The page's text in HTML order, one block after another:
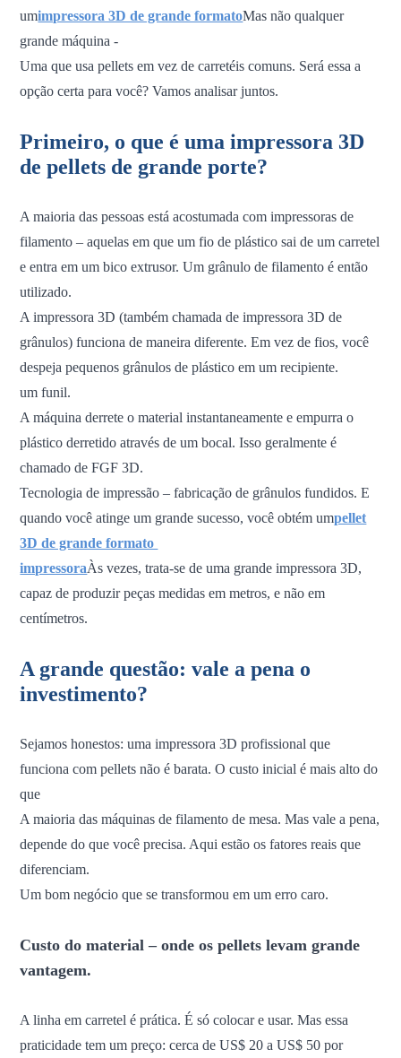
umimpressora 3D de grande formatoMas não qualquer
grandemáquina -
Uma que usa pellets em vez de carretéis comuns. Será essa a
opção certa para você? Vamos analisar juntos.
Primeiro, o que é uma impressora 3D
de pellets de grande porte?
A maioria das pessoas está acostumada com impressoras de
filamento – aquelas em que um fio de plástico sai de um carretel
e entra em um bico extrusor. Um grânulo de filamento é então
utilizado.
A impressora 3D (também chamada de impressora 3D de
grânulos) funciona de maneira diferente. Em vez de fios, você
despeja pequenos grânulos de plástico em um recipiente.
um funil.
A máquina derrete o material instantaneamente e empurra o
plástico derretido através de um bocal. Isso geralmente é
chamado de FGF 3D.
Tecnologia de impressão – fabricação de grânulos fundidos. E
quando você atinge um grande sucesso, você obtém umpellet
3D de grande formato
impressoraÀs vezes, trata-se de uma grande impressora 3D,
capaz de produzir peças medidas em metros, e não em
centímetros.
A grande questão: vale a pena o
investimento?
Sejamos honestos: uma impressora 3D profissional que
funciona com pellets não é barata. O custo inicial é mais alto do
que
A maioria das máquinas de filamento de mesa. Mas vale a pena,
depende do que você precisa. Aqui estão os fatores reais que
diferenciam.
Um bom negócio que se transformou em um erro caro.
Custo do material – onde os pellets levam grande
vantagem.
A linha em carretel é prática. É só colocar e usar. Mas essa
praticidade tem um preço: cerca de US$ 20 a US$ 50 por